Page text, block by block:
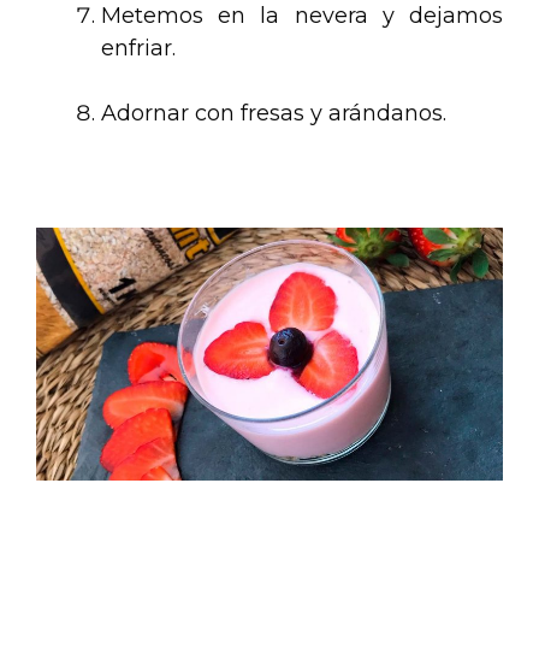
Metemos en la nevera y dejamos
enfriar.
Adornar con fresas y arándanos.